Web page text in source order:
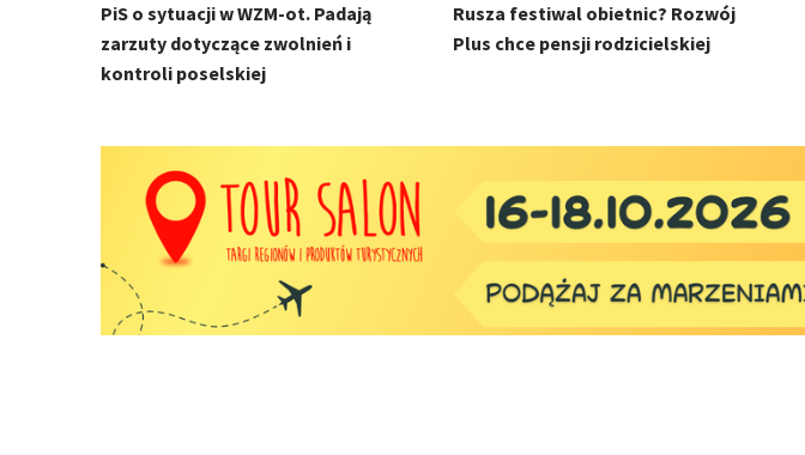
PiS o sytuacji w WZM-ot. Padają
zarzuty dotyczące zwolnień i
kontroli poselskiej
Rusza festiwal obietnic? Rozwój
Plus chce pensji rodzicielskiej